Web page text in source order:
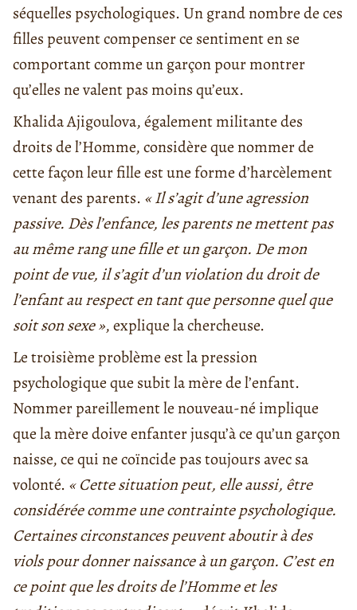
séquelles psychologiques. Un grand nombre de ces
filles peuvent compenser ce sentiment en se
comportant comme un garçon pour montrer
qu’elles ne valent pas moins qu’eux.
Khalida Ajigoulova, également militante des
droits de l’Homme, considère que nommer de
cette façon leur fille est une forme d’harcèlement
venant des parents. « Il s’agit d’une agression
passive. Dès l’enfance, les parents ne mettent pas
au même rang une fille et un garçon. De mon
point de vue, il s’agit d’un violation du droit de
l’enfant au respect en tant que personne quel que
soit son sexe », explique la chercheuse.
Le troisième problème est la pression
psychologique que subit la mère de l’enfant.
Nommer pareillement le nouveau-né implique
que la mère doive enfanter jusqu’à ce qu’un garçon
naisse, ce qui ne coïncide pas toujours avec sa
volonté. « Cette situation peut, elle aussi, être
considérée comme une contrainte psychologique.
Certaines circonstances peuvent aboutir à des
viols pour donner naissance à un garçon. C’est en
ce point que les droits de l’Homme et les